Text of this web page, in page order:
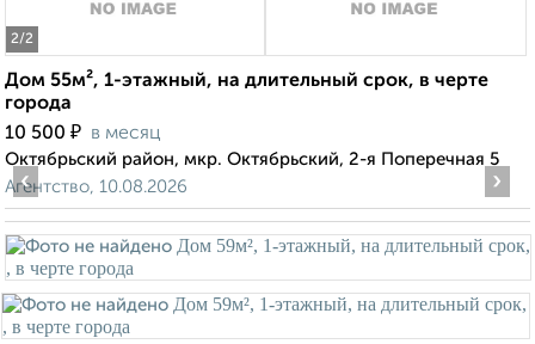
2/2
Дом 55м², 1-этажный, на длительный срок, в черте
города
10 500 ₽ в месяц
Октябрьский район, мкр. Октябрьский, 2-я Поперечная 5
Агентство, 10.08.2026
‹ ›